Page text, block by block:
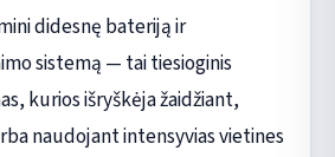
didesnę bateriją ir
sistemą — tai tiesioginis
kurios išryškėja žaidžiant,
naudojant intensyvias vietines